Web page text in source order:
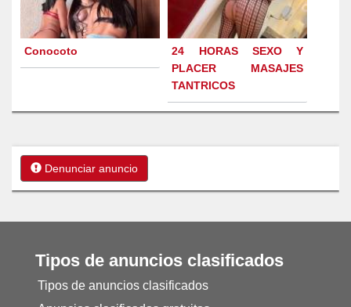
Conocoto
24 HORAS SEXO Y
PLACER MASAJES
TANTRICOS
Denunciar anuncio
Tipos de anuncios clasificados
Tipos de anuncios clasificados